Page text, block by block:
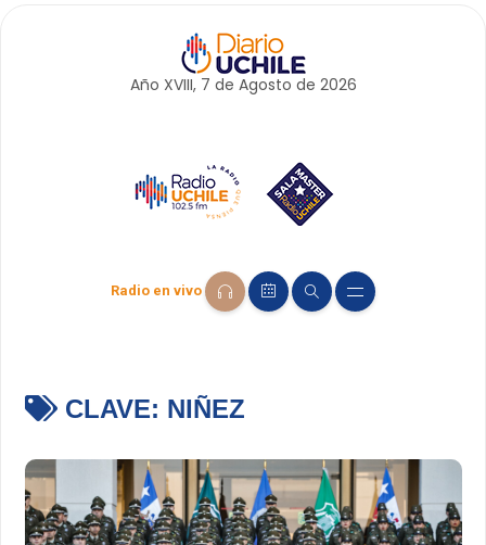
Año XVIII, 7 de Agosto de 2026
Radio en vivo
CLAVE: NIÑEZ